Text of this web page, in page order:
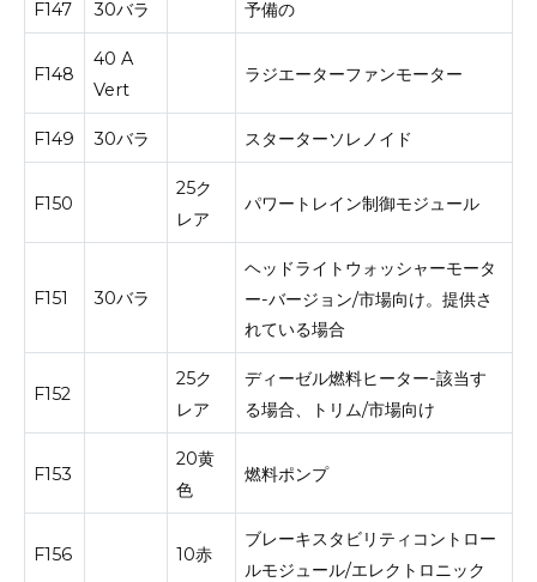
F147 30バラ 予備の
F148
40 A
Vert
ラジエーターファンモーター
F149 30バラ スターターソレノイド
F150
25ク
レア
パワートレイン制御モジュール
F151 30バラ
ヘッドライトウォッシャーモータ
ー-バージョン/市場向け。提供さ
れている場合
F152
25ク
レア
ディーゼル燃料ヒーター-該当す
る場合、トリム/市場向け
F153
20黄
色
燃料ポンプ
F156 10赤
ブレーキスタビリティコントロー
ルモジュール/エレクトロニック